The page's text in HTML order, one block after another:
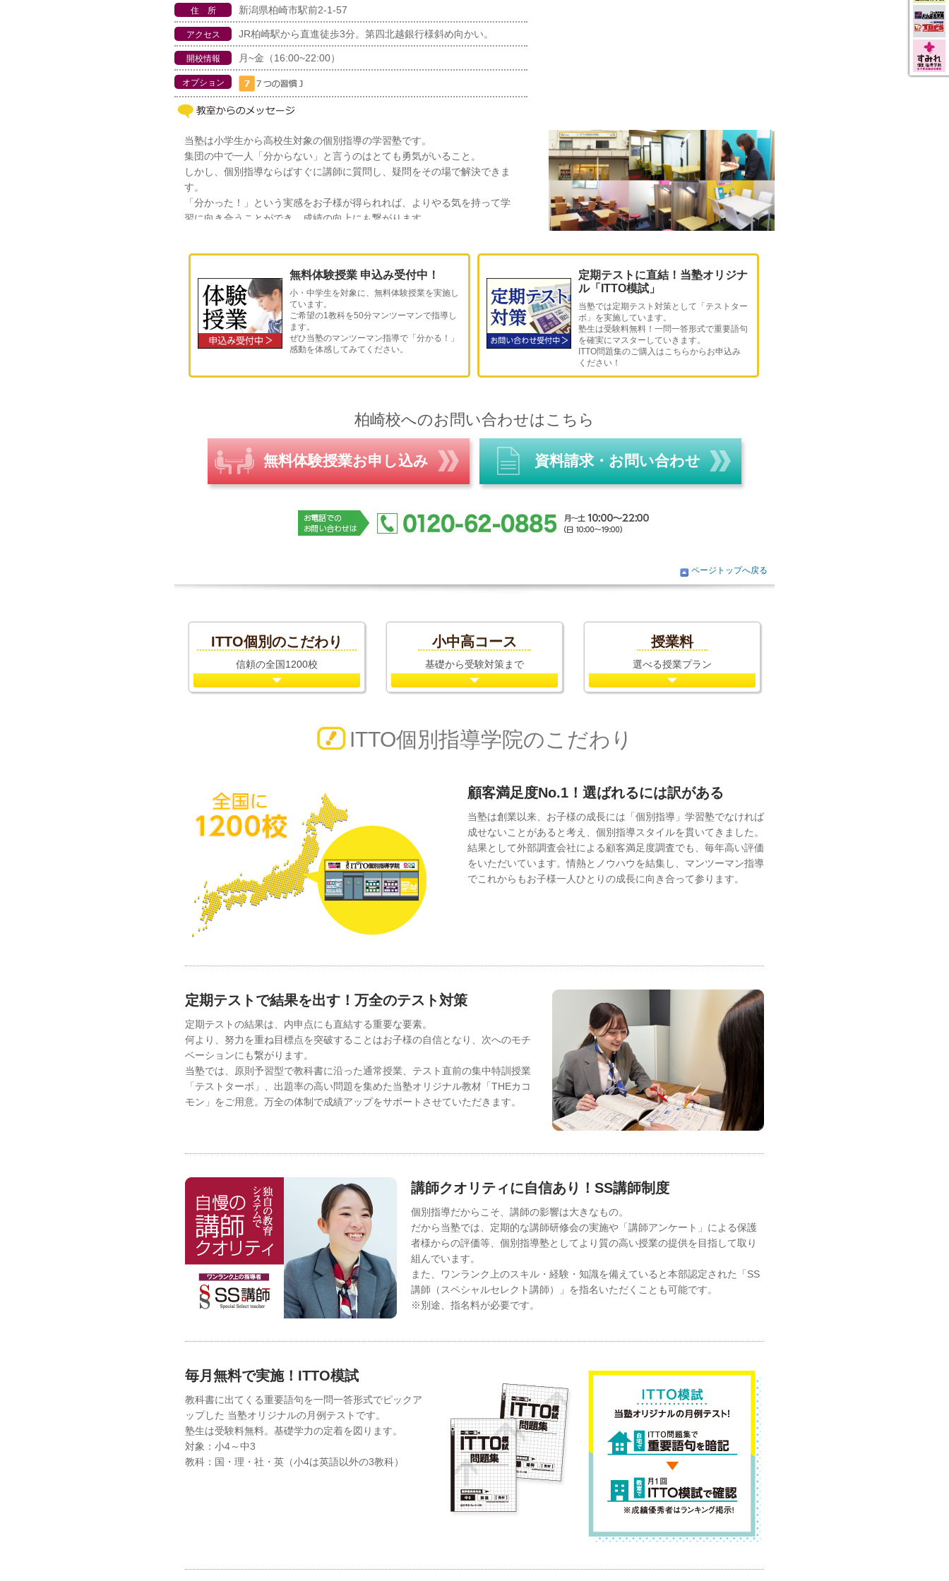
住 所 新潟県柏崎市駅前2-1-57
アクセス JR柏崎駅から直進徒歩3分。第四北越銀行様斜め向かい。
開校情報 月~金（16:00~22:00）
オプション
当塾は小学生から高校生対象の個別指導の学習塾です。
集団の中で一人「分からない」と言うのはとても勇気がいること。
しかし、個別指導ならばすぐに講師に質問し、疑問をその場で解決できま
す。
「分かった！」という実感をお子様が得られれば、よりやる気を持って学
習に向き合うことができ、成績の向上にも繋がります。
2026年高校合格率100％達成！
【合格高校】長岡高校 長岡大手高校 長岡向陵高校 柏崎高校 柏崎常盤高
校 柏崎総合高校 柏崎工業高校 開志国際高等学校 新潟明訓高等学校 中
洋大学 明星大学 日本大学 都留文科大学 神奈川大学 杏林大学 神田外
無料体験授業 申込み受付中！
小・中学生を対象に、無料体験授業を実施し
ています。
ご希望の1教科を50分マンツーマンで指導し
ます。
ぜひ当塾のマンツーマン指導で「分かる！」
感動を体感してみてください。
定期テストに直結！当塾オリジナ
ル「ITTO模試」
当塾では定期テスト対策として「テストター
ボ」を実施しています。
塾生は受験料無料！一問一答形式で重要語句
を確実にマスターしていきます。
ITTO問題集のご購入はこちらからお申込み
ください！
柏崎校へのお問い合わせはこちら
無料体験授業お申し込み 資料請求・お問い合わせ
ページトップへ戻る
ITTO個別のこだわり
信頼の全国1200校
小中高コース
基礎から受験対策まで
授業料
選べる授業プラン
ITTO個別指導学院のこだわり
顧客満足度No.1！選ばれるには訳がある
当塾は創業以来、お子様の成長には「個別指導」学習塾でなければ
成せないことがあると考え、個別指導スタイルを貫いてきました。
結果として外部調査会社による顧客満足度調査でも、毎年高い評価
をいただいています。情熱とノウハウを結集し、マンツーマン指導
でこれからもお子様一人ひとりの成長に向き合って参ります。
定期テストで結果を出す！万全のテスト対策
定期テストの結果は、内申点にも直結する重要な要素。
何より、努力を重ね目標点を突破することはお子様の自信となり、次へのモチ
ベーションにも繋がります。
当塾では、原則予習型で教科書に沿った通常授業、テスト直前の集中特訓授業
「テストターボ」、出題率の高い問題を集めた当塾オリジナル教材「THEカコ
モン」をご用意。万全の体制で成績アップをサポートさせていただきます。
講師クオリティに自信あり！SS講師制度
個別指導だからこそ、講師の影響は大きなもの。
だから当塾では、定期的な講師研修会の実施や「講師アンケート」による保護
者様からの評価等、個別指導塾としてより質の高い授業の提供を目指して取り
組んでいます。
また、ワンランク上のスキル・経験・知識を備えていると本部認定された「SS
講師（スペシャルセレクト講師）」を指名いただくことも可能です。
※別途、指名料が必要です。
毎月無料で実施！ITTO模試
教科書に出てくる重要語句を一問一答形式でピックア
ップした 当塾オリジナルの月例テストです。
塾生は受験料無料。基礎学力の定着を図ります。
対象：小4～中3
教科：国・理・社・英（小4は英語以外の3教科）